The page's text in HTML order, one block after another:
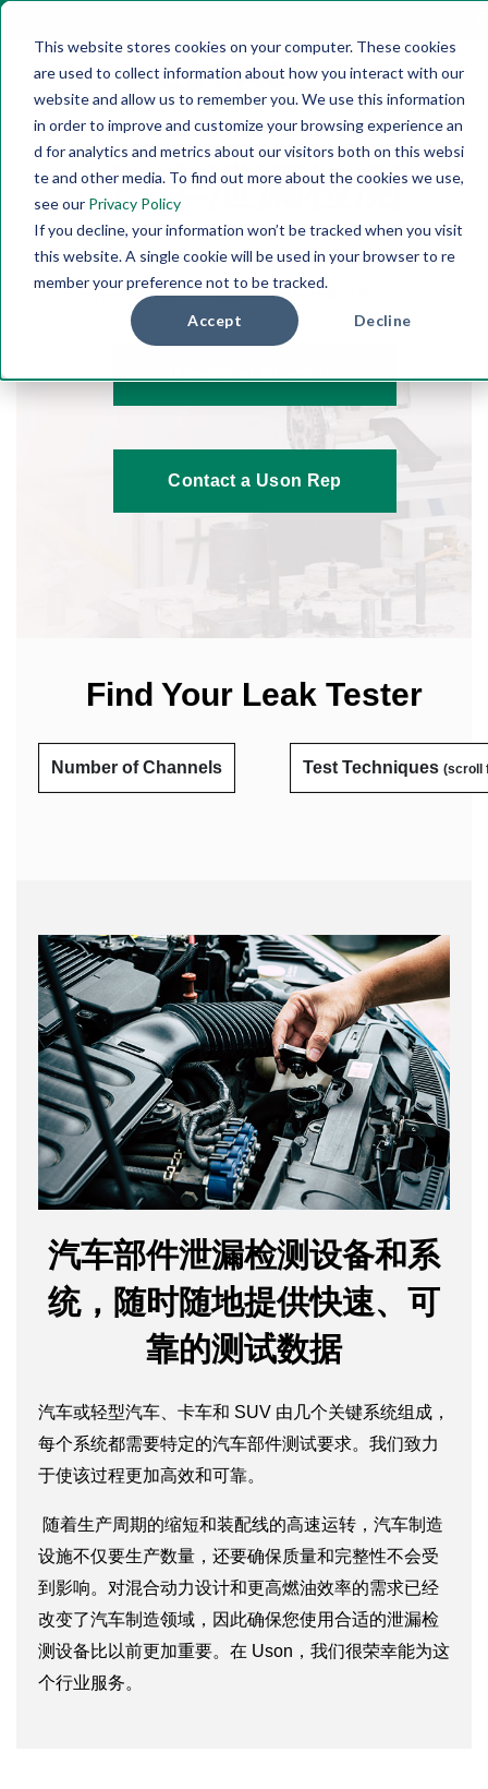
This website stores cookies on your computer. These cookies
are used to collect information about how you interact with our
website and allow us to remember you. We use this information
in order to improve and customize your browsing experience an
d for analytics and metrics about our visitors both on this websi
te and other media. To find out more about the cookies we use,
see our Privacy Policy
If you decline, your information won’t be tracked when you visit
this website. A single cookie will be used in your browser to re
member your preference not to be tracked.
Accept Decline
汽车泄漏检测
Uson泄漏检测仪可随时随地为您提供快速、可
靠和准确的信息，让您始终掌控测试流程。
Contact a Uson Rep
Find Your Leak Tester
Number of Channels Test Techniques (scroll
汽车部件泄漏检测设备和系
统，随时随地提供快速、可
靠的测试数据
汽车或轻型汽车、卡车和 SUV 由几个关键系统组成，
每个系统都需要特定的汽车部件测试要求。我们致力
于使该过程更加高效和可靠。
随着生产周期的缩短和装配线的高速运转，汽车制造
设施不仅要生产数量，还要确保质量和完整性不会受
到影响。对混合动力设计和更高燃油效率的需求已经
改变了汽车制造领域，因此确保您使用合适的泄漏检
测设备比以前更加重要。在 Uson，我们很荣幸能为这
个行业服务。